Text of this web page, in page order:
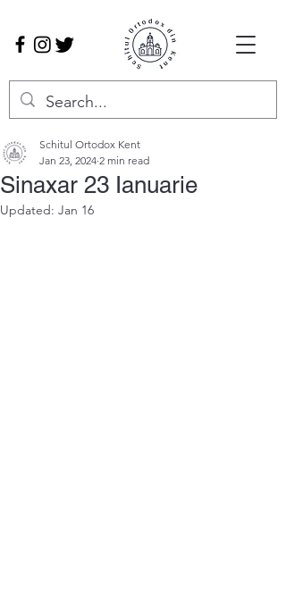
Sinaxar 23 Ianuarie
Schitul Ortodox Kent
Jan 23, 2024 2 min read
Updated: Jan 16